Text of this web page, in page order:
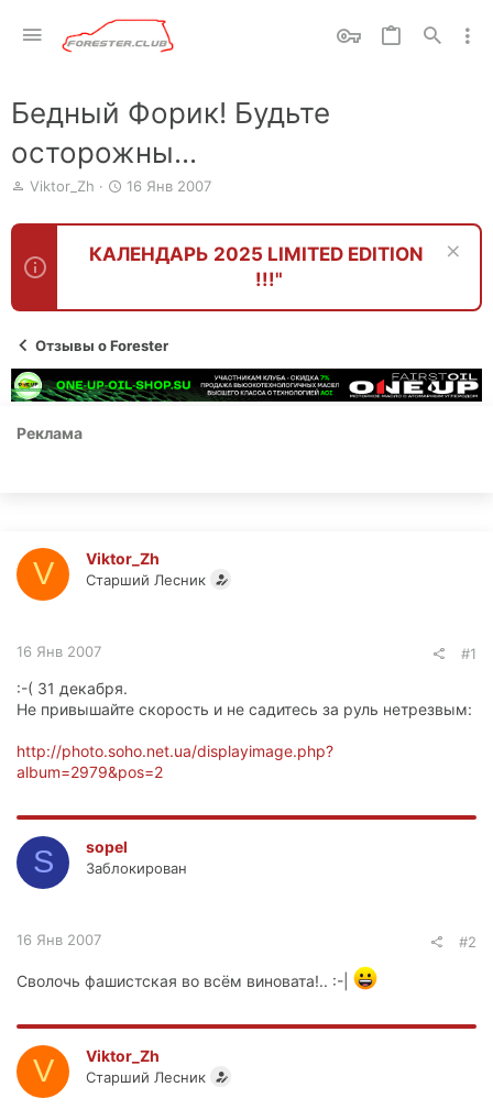
Бедный Форик! Будьте
осторожны...
А
т
р
т
ы
Viktor_Zh
Д
т
а
н
л
16 Янв 2007
КАЛЕНДАРЬ 2025 LIMITED EDITION
!!!"
Отзывы о Forester
Реклама
V Viktor_Zh
Старший Лесник
16 Янв 2007 #1
:-( 31 декабря.
Не привышайте скорость и не садитесь за руль нетрезвым:
http://photo.soho.net.ua/displayimage.php?
album=2979&pos=2
S sopel
Заблокирован
16 Янв 2007 #2
Cволочь фашистская во всём виновата!.. :-|
V Viktor_Zh
Старший Лесник